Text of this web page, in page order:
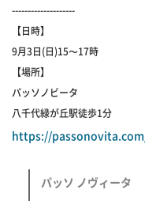
--------------------
【日時】
9月3日(日)15〜17時
【場所】
パッソノビータ
八千代緑が丘駅徒歩1分
https://
パッソ ノヴィータ